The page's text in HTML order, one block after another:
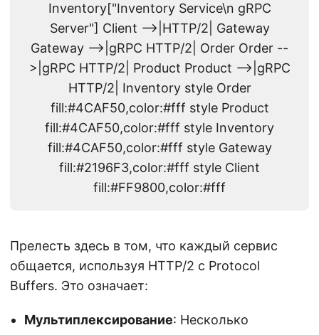
Inventory["Inventory Service\n gRPC
Server"] Client -->|HTTP/2| Gateway
Gateway -->|gRPC HTTP/2| Order Order --
>|gRPC HTTP/2| Product Product -->|gRPC
HTTP/2| Inventory style Order
fill:#4CAF50,color:#fff style Product
fill:#4CAF50,color:#fff style Inventory
fill:#4CAF50,color:#fff style Gateway
fill:#2196F3,color:#fff style Client
fill:#FF9800,color:#fff
Прелесть здесь в том, что каждый сервис
общается, используя HTTP/2 с Protocol
Buffers. Это означает:
Мультиплексирование: Несколько